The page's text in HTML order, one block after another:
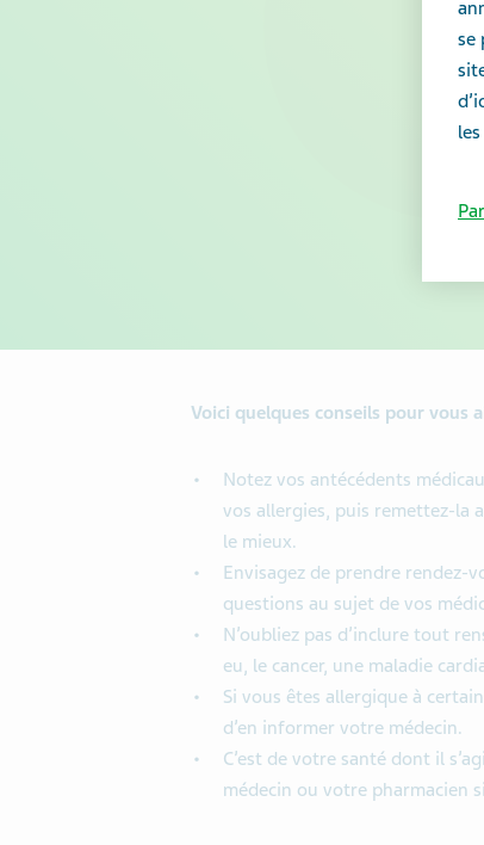
Voici quelques conseils pour vous
Notez vos antécédents
vos allergies, puis remettez-la
le mieux.
Envisagez de prendre rendez-
questions au sujet de vos
N’oubliez pas d’inclure tout
eu, le cancer, une maladie
Si vous êtes allergique à
d’en informer votre médecin.
C’est de votre santé dont il
médecin ou votre pharmacien
se